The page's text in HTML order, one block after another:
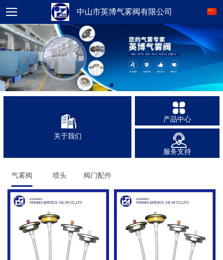
中山市英博气雾阀有限公司
关于我们
产品中心
服务支持
气雾阀 喷头 阀门配件